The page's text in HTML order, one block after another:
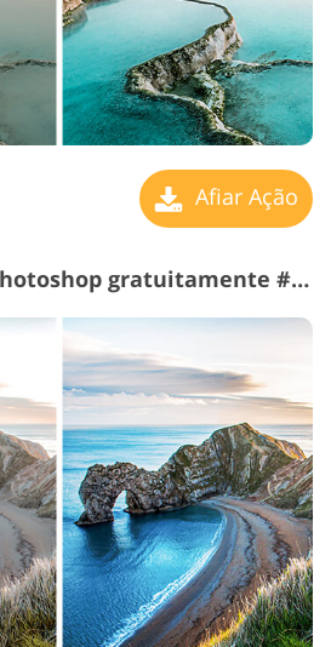
Afiar Ação
Afie as ações do Photoshop gratuitamente # 8 "Classic"